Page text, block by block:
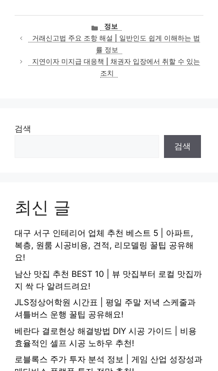
카
테
고
리
정보
거래신고법 주요 조항 해설 | 일반인도 쉽게 이해하는 법
률 정보
지연이자 미지급 대응책 | 채권자 입장에서 취할 수 있는
조치
검색
검색
최신 글
대구 서구 인테리어 업체 추천 베스트 5 | 아파트,
복층, 원룸 시공비용, 견적, 리모델링 꿀팁 공유해
요!
남산 맛집 추천 BEST 10 | 뷰 맛집부터 로컬 맛집까
지 싹 다 알려드려요!
JLS정상어학원 시간표 | 평일 주말 저녁 스케줄과
셔틀버스 운행 꿀팁 공유해요!
베란다 결로현상 해결방법 DIY 시공 가이드 | 비용
효율적인 셀프 시공 노하우 추천!
로블록스 주가 투자 분석 정보 | 게임 산업 성장성과